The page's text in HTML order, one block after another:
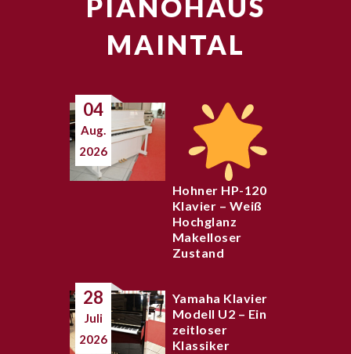
PIANOHAUS
MAINTAL
04
Aug.
2026
Hohner HP-120
Klavier – Weiß
Hochglanz
Makelloser
Zustand
28
Juli
2026
Yamaha Klavier
Modell U2 – Ein
zeitloser
Klassiker